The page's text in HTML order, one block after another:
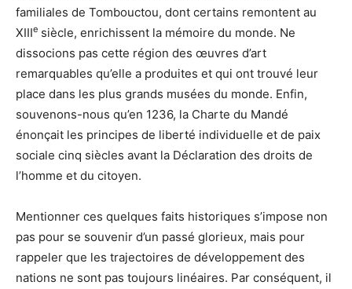
familiales de Tombouctou, dont certains remontent au
XIIIe siècle, enrichissent la mémoire du monde. Ne
dissocions pas cette région des œuvres d’art
remarquables qu’elle a produites et qui ont trouvé leur
place dans les plus grands musées du monde. Enfin,
souvenons-nous qu’en 1236, la Charte du Mandé
énonçait les principes de liberté individuelle et de paix
sociale cinq siècles avant la Déclaration des droits de
l’homme et du citoyen.
Mentionner ces quelques faits historiques s’impose non
pas pour se souvenir d’un passé glorieux, mais pour
rappeler que les trajectoires de développement des
nations ne sont pas toujours linéaires. Par conséquent, il